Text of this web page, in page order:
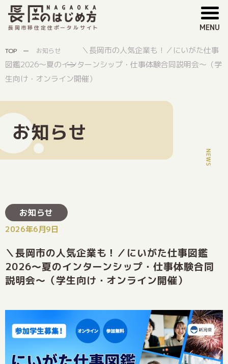
長岡市移住定住ポータルサイト MENU
TOP お知らせ
＼長岡市の人気企業も！／にいがた仕事
図鑑2026～夏のインターンシップ・仕事体験合同説明会～（学
生向け・オンライン開催）
お知らせ
お知らせ
2026年6月9日
＼長岡市の人気企業も！／にいがた仕事図鑑
2026～夏のインターンシップ・仕事体験合同
説明会～（学生向け・オンライン開催）